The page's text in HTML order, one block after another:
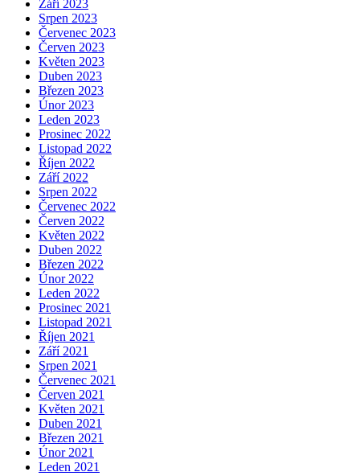
Září 2023
Srpen 2023
Červenec 2023
Červen 2023
Květen 2023
Duben 2023
Březen 2023
Únor 2023
Leden 2023
Prosinec 2022
Listopad 2022
Říjen 2022
Září 2022
Srpen 2022
Červenec 2022
Červen 2022
Květen 2022
Duben 2022
Březen 2022
Únor 2022
Leden 2022
Prosinec 2021
Listopad 2021
Říjen 2021
Září 2021
Srpen 2021
Červenec 2021
Červen 2021
Květen 2021
Duben 2021
Březen 2021
Únor 2021
Leden 2021